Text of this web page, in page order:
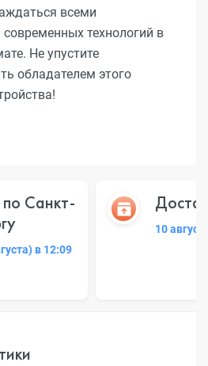
всеми
технологий в
Не упустите
обладателем этого
Санкт-
в 12:09
10